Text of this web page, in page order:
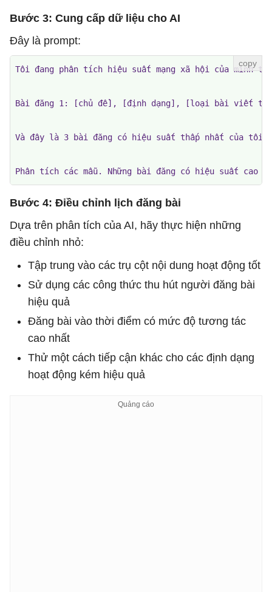
Bước 3: Cung cấp dữ liệu cho AI
Đây là prompt:
Tôi đang phân tích hiệu suất mạng xã hội của mình
Bài đăng 1: [chủ đề], [định dạng], [loại bài viết
Và đây là 3 bài đăng có hiệu suất thấp nhất của
Phân tích các mẫu. Những bài đăng có hiệu suất
Bước 4: Điều chỉnh lịch đăng bài
Dựa trên phân tích của AI, hãy thực hiện những
điều chỉnh nhỏ:
Tập trung vào các trụ cột nội dung hoạt động tốt
Sử dụng các công thức thu hút người đăng bài
hiệu quả
Đăng bài vào thời điểm có mức độ tương tác
cao nhất
Thử một cách tiếp cận khác cho các định dạng
hoạt động kém hiệu quả